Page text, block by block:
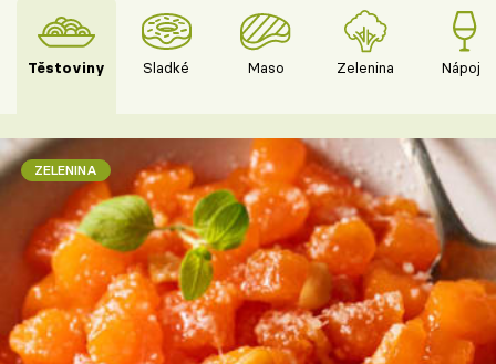
Těstoviny Sladké Maso Zelenina Nápoje
ZELENINA